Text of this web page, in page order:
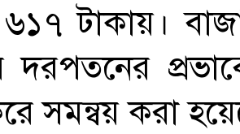
টাকায়।
দরপতনের
সমন্বয় করা